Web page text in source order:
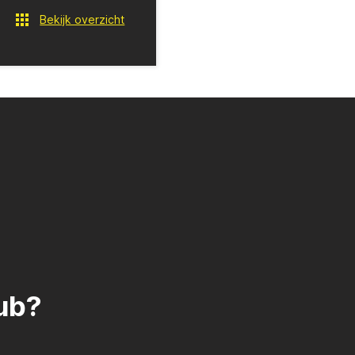
Bekijk overzicht